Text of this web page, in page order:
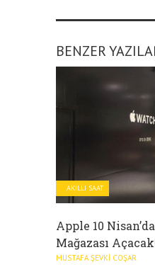
BENZER
AKILLI SAAT
Apple 10
Mağazası
MUSTAFA ŞEVKI COŞAR